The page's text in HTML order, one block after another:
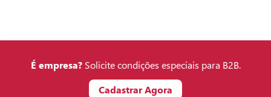
É empresa?Solicite condições especiais para B2B.
Cadastrar Agora